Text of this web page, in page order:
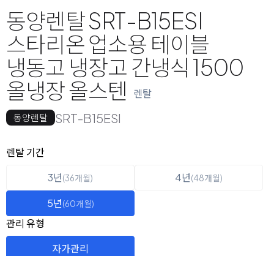
동양렌탈 SRT-B15ESI
스타리온 업소용 테이블
냉동고 냉장고 간냉식 1500
올냉장 올스텐
렌탈
동양렌탈 SRT-B15ESI
옵션 선택
렌탈 선택
렌탈 기간
3년(36개월) 4년(48개월)
5년(60개월)
관리 유형
자가관리